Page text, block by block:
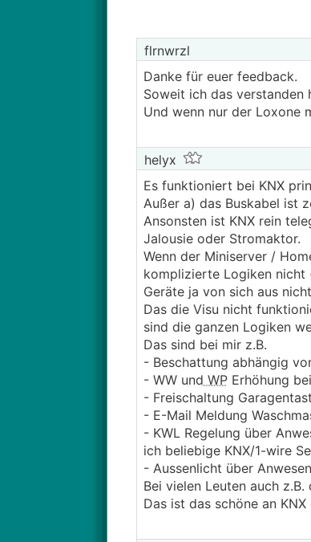
Gibt es andere Systeme
Mit welchen Mehrkosten
flrnwrzl
Danke für euer feedback.
Soweit ich das verstanden
Und wenn nur der Loxone
helyx
Es funktioniert bei KNX
Außer a) das Buskabel ist
Ansonsten ist KNX rein
Jalousie oder Stromaktor.
Wenn der Miniserver /
komplizierte Logiken nicht
Geräte ja von sich aus
Das die Visu nicht
sind die ganzen Logiken
Das sind bei mir z.B.
- Beschattung abhängig
- WW und WPErhöhung
- Freischaltung
- E-Mail Meldung
- KWL Regelung über
ich beliebige KNX/1-wire
- Aussenlicht über
Bei vielen Leuten auch
Das ist das schöne an